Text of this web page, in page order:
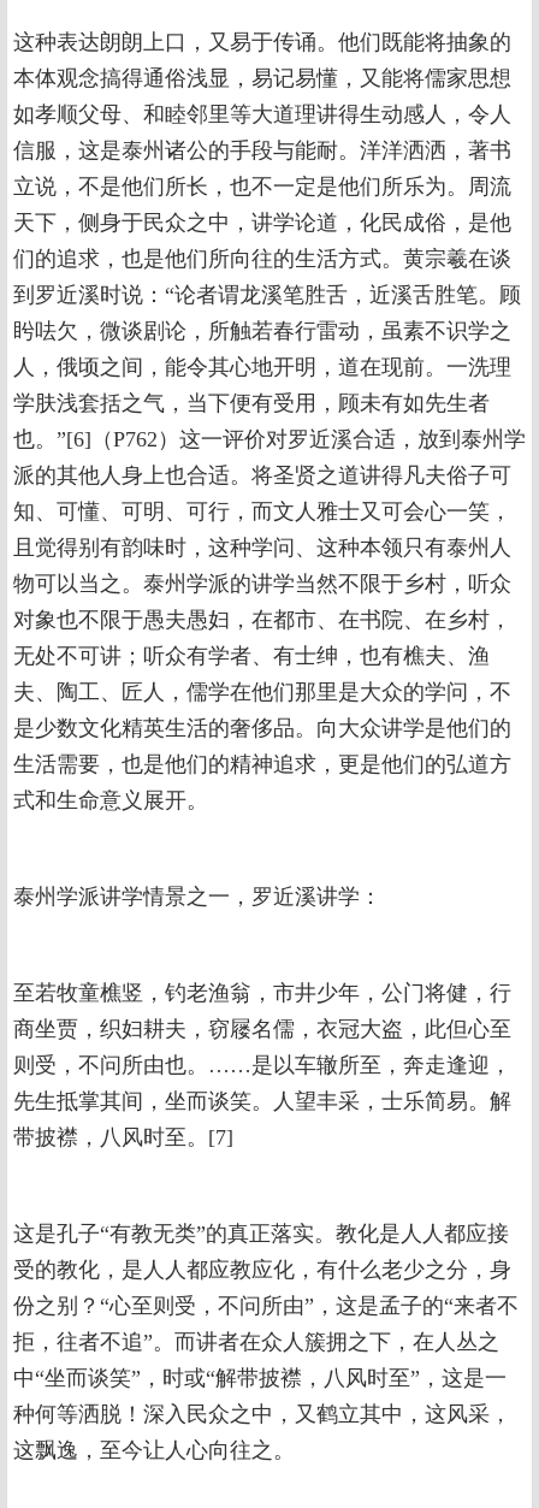
这种表达朗朗上口，又易于传诵。他们既能将抽象的
本体观念搞得通俗浅显，易记易懂，又能将儒家思想
如孝顺父母、和睦邻里等大道理讲得生动感人，令人
信服，这是泰州诸公的手段与能耐。洋洋洒洒，著书
立说，不是他们所长，也不一定是他们所乐为。周流
天下，侧身于民众之中，讲学论道，化民成俗，是他
们的追求，也是他们所向往的生活方式。黄宗羲在谈
到罗近溪时说：“论者谓龙溪笔胜舌，近溪舌胜笔。顾
盻呿欠，微谈剧论，所触若春行雷动，虽素不识学之
人，俄顷之间，能令其心地开明，道在现前。一洗理
学肤浅套括之气，当下便有受用，顾未有如先生者
也。”[6]（P762）这一评价对罗近溪合适，放到泰州学
派的其他人身上也合适。将圣贤之道讲得凡夫俗子可
知、可懂、可明、可行，而文人雅士又可会心一笑，
且觉得别有韵味时，这种学问、这种本领只有泰州人
物可以当之。泰州学派的讲学当然不限于乡村，听众
对象也不限于愚夫愚妇，在都市、在书院、在乡村，
无处不可讲；听众有学者、有士绅，也有樵夫、渔
夫、陶工、匠人，儒学在他们那里是大众的学问，不
是少数文化精英生活的奢侈品。向大众讲学是他们的
生活需要，也是他们的精神追求，更是他们的弘道方
式和生命意义展开。
泰州学派讲学情景之一，罗近溪讲学：
至若牧童樵竖，钓老渔翁，市井少年，公门将健，行
商坐贾，织妇耕夫，窃屦名儒，衣冠大盗，此但心至
则受，不问所由也。……是以车辙所至，奔走逢迎，
先生抵掌其间，坐而谈笑。人望丰采，士乐简易。解
带披襟，八风时至。[7]
这是孔子“有教无类”的真正落实。教化是人人都应接
受的教化，是人人都应教应化，有什么老少之分，身
份之别？“心至则受，不问所由”，这是孟子的“来者不
拒，往者不追”。而讲者在众人簇拥之下，在人丛之
中“坐而谈笑”，时或“解带披襟，八风时至”，这是一
种何等洒脱！深入民众之中，又鹤立其中，这风采，
这飘逸，至今让人心向往之。